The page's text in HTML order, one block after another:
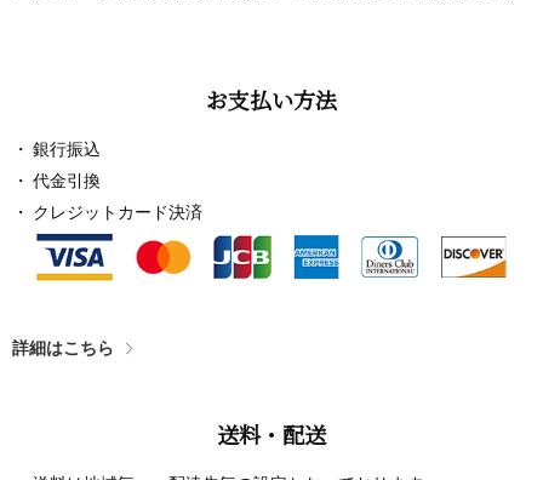
お支払い方法
銀行振込
代金引換
クレジットカード決済
詳細はこちら
送料・配送